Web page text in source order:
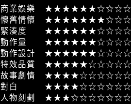
商業娛樂 ★★★★★★☆☆☆☆
懷舊情懷 ★★★★★★★☆☆☆
緊湊度 ★★★★★★☆☆☆☆
動作量 ★★★★★★☆☆☆☆
動作設計 ★★★★★★☆☆☆☆
特效品質 ★★★★★☆☆☆☆☆
故事劇情 ★★★★☆☆☆☆☆☆
對白 ★★★★☆☆☆☆☆☆
人物刻劃 ★★★☆☆☆☆☆☆☆